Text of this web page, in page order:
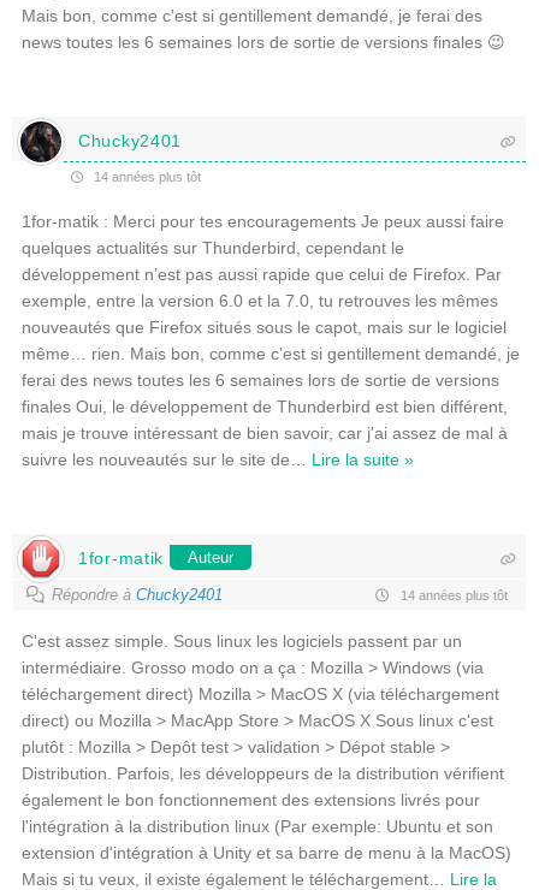
Mais bon, comme c'est si gentillement demandé, je ferai des
news toutes les 6 semaines lors de sortie de versions finales 😉
Chucky2401
14 années plus tôt
1for-matik : Merci pour tes encouragements Je peux aussi faire
quelques actualités sur Thunderbird, cependant le
développement n’est pas aussi rapide que celui de Firefox. Par
exemple, entre la version 6.0 et la 7.0, tu retrouves les mêmes
nouveautés que Firefox situés sous le capot, mais sur le logiciel
même… rien. Mais bon, comme c’est si gentillement demandé, je
ferai des news toutes les 6 semaines lors de sortie de versions
finales Oui, le développement de Thunderbird est bien différent,
mais je trouve intéressant de bien savoir, car j'ai assez de mal à
suivre les nouveautés sur le site de
Lire la suite »
1for-matik Auteur
Répondre àChucky2401 14 années plus tôt
C'est assez simple. Sous linux les logiciels passent par un
intermédiaire. Grosso modo on a ça : Mozilla > Windows (via
téléchargement direct) Mozilla > MacOS X (via téléchargement
direct) ou Mozilla > MacApp Store > MacOS X Sous linux c'est
plutôt : Mozilla > Depôt test > validation > Dépot stable >
Distribution. Parfois, les développeurs de la distribution vérifient
également le bon fonctionnement des extensions livrés pour
l'intégration à la distribution linux (Par exemple: Ubuntu et son
extension d'intégration à Unity et sa barre de menu à la MacOS)
Mais si tu veux, il existe également le téléchargement
Lire la